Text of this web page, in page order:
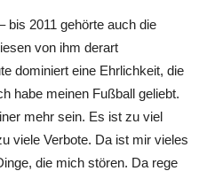
bis 2011 gehörte auch die
von ihm derart
dominiert eine Ehrlichkeit, die
habe meinen Fußball geliebt.
mehr sein. Es ist zu viel
viele Verbote. Da ist mir vieles
die mich stören. Da rege